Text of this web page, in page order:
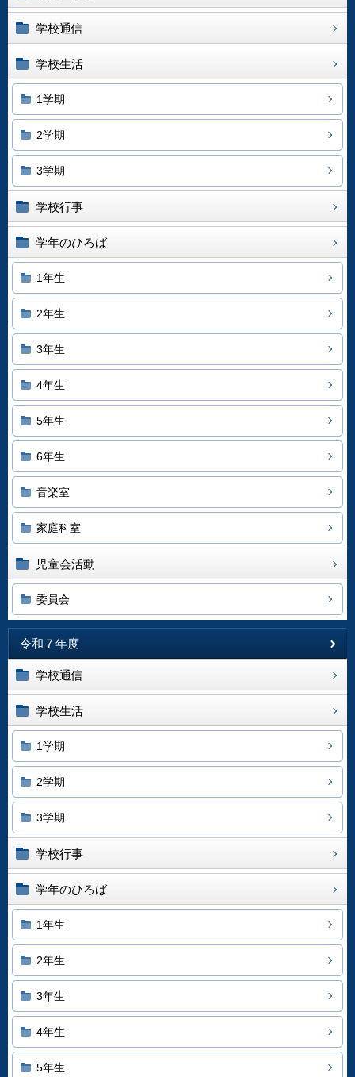
学校通信
学校生活
1学期
2学期
3学期
学校行事
学年のひろば
1年生
2年生
3年生
4年生
5年生
6年生
音楽室
家庭科室
児童会活動
委員会
令和７年度
学校通信
学校生活
1学期
2学期
3学期
学校行事
学年のひろば
1年生
2年生
3年生
4年生
5年生